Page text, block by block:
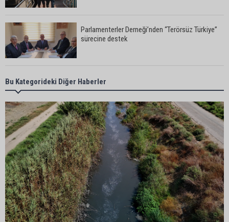
Parlamenterler Derneği’nden “Terörsüz Türkiye”
sürecine destek
Toroslar'ın zirvesinde tarihi yörük toyu
Eski eşini 13 gün önce "mezar yeri alacağım"
diyerek tehdit etmişti: 8 yerinden bıçakladı
Doç. Dr. Berat Akıncı “çerçeve yasa” teklifini
değerlendirdi: “Bu yasa teklifi kesinlikle bir af
kanunu değil”
Bu Kategorideki Diğer Haberler